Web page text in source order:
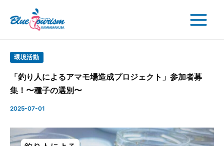
Menu
環境活動
「釣り人によるアマモ場造成プロジェクト」参加者募
集！〜種子の選別〜
2025-07-01
navigation
索